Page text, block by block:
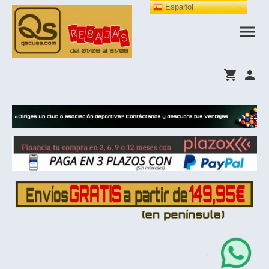
Español